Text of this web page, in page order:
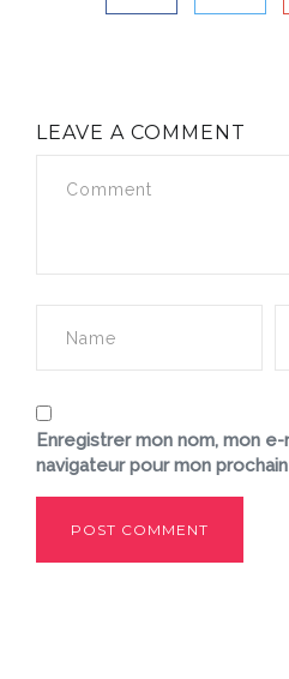
LEAVE A COMMENT
Enregistrer mon nom, mon
navigateur pour mon